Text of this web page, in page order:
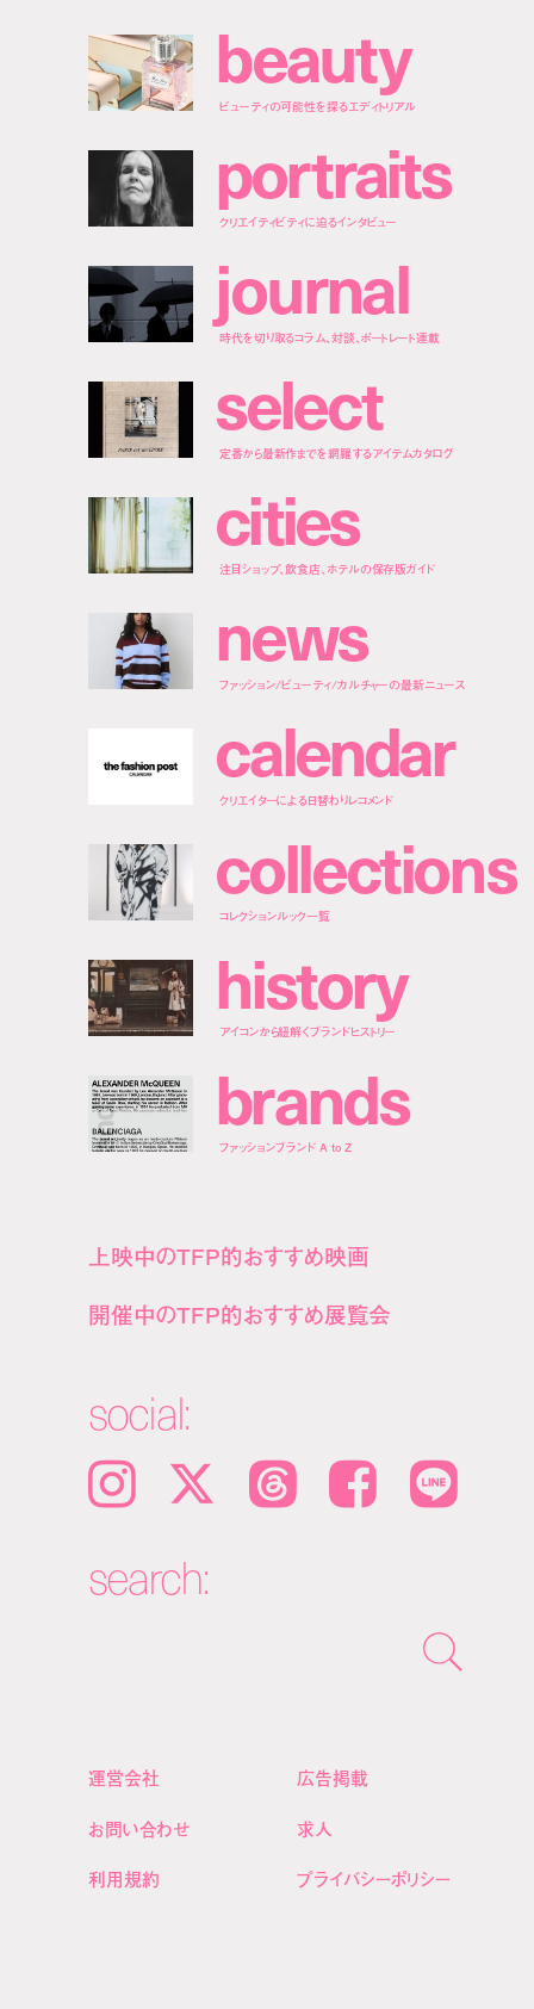
beauty
ビューティの可能性を探るエディトリアル
portraits
クリエイティビティに迫るインタビュー
journal
時代を切り取るコラム、対談、ポートレート連載
select
定番から最新作までを網羅するアイテムカタログ
cities
注目ショップ、飲食店、ホテルの保存版ガイド
news
ファッション/ビューティ/カルチャーの最新ニュース
calendar
クリエイターによる日替わりレコメンド
collections
コレクションルック一覧
history
アイコンから紐解くブランドヒストリー
brands
ファッションブランド A to Z
上映中のTFP的おすすめ映画
開催中のTFP的おすすめ展覧会
social:
Instagram 𝕏 Threads Facebook LINE
search:
運営会社
広告掲載
お問い合わせ
求人
利用規約 プライバシーポリシー